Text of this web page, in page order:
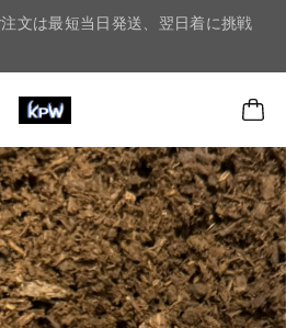
文は最短当日発送、翌日着に挑戦